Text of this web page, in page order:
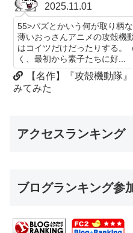
2025.11.01
55>パズとかいう何が取り柄
薄いおっさんアニメの攻殻機
はコイツだけだったりする。
く、最初から素子たちに好...
【名作】『攻殻機動隊
みてみた
アクセスランキング
ブログランキング参